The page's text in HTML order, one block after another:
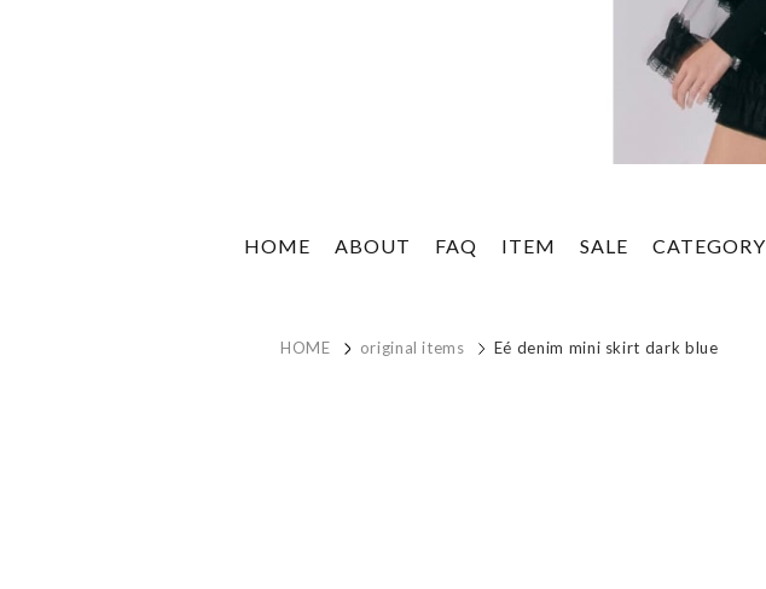
HOME ABOUT FAQ ITEM SALE CATEGORY
HOME original items Eé denim mini skirt dark blue